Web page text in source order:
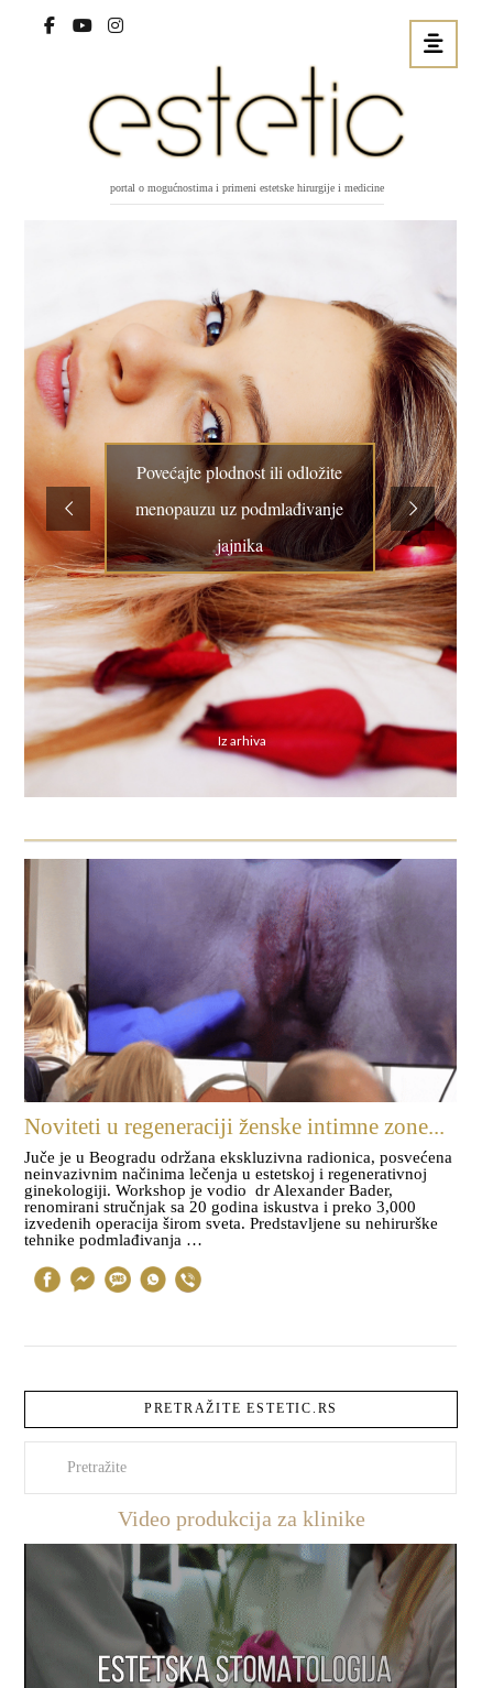
portal o mogućnostima i primeni estetske hirurgije i medicine
Povećajte plodnost ili odložite
menopauzu uz podmlađivanje
jajnika
Iz arhiva
Noviteti u regeneraciji ženske intimne zone...
Juče je u Beogradu održana ekskluzivna radionica, posvećena
neinvazivnim načinima lečenja u estetskoj i regenerativnoj
ginekologiji. Workshop je vodio dr Alexander Bader,
renomirani stručnjak sa 20 godina iskustva i preko 3,000
izvedenih operacija širom sveta. Predstavljene su nehirurške
tehnike podmlađivanja …
PRETRAŽITE ESTETIC.RS
Video produkcija za klinike